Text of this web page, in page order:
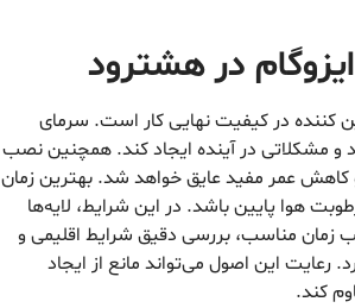
در هشترود
کننده در کیفیت نهایی کار است. سرمای
و مشکلاتی در آینده ایجاد کند. همچنین نصب
عمر مفید عایق خواهد شد. بهترین زمان
هوا پایین باشد. در این شرایط، لایه‌ها
زمان مناسب، بررسی دقیق شرایط اقلیمی و
رعایت این اصول می‌تواند مانع از ایجاد
کند.